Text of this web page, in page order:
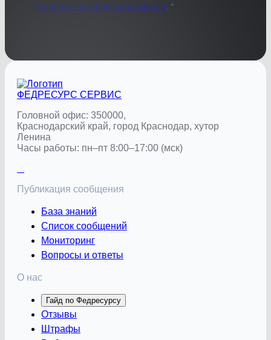
Политикой конфиденциальности. *
ФЕДРЕСУРС СЕРВИС
Головной офис: 350000,
Краснодарский край, город Краснодар, хутор
Ленина
Часы работы: пн–пт 8:00–17:00 (мск)
Публикация сообщения
База знаний
Список сообщений
Мониторинг
Вопросы и ответы
О нас
Гайд по Федресурсу
Отзывы
Штрафы